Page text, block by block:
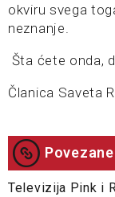
okviru svega
neznanje.
Šta ćete onda,
Članica Saveta
Televizija Pink i